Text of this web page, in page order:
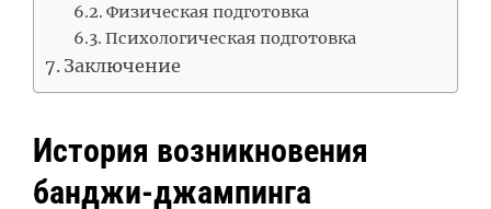
Физическая подготовка
Психологическая подготовка
Заключение
История возникновения
банджи-джампинга